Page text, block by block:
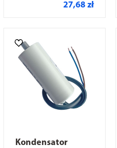
27,68 zł
Kondensator